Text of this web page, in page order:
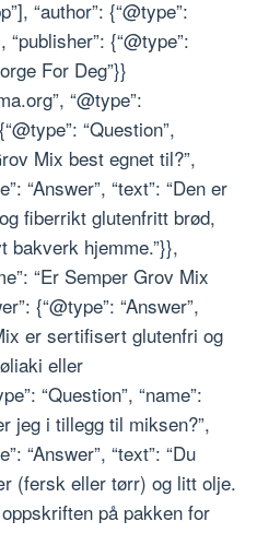
“author”: {“@type”:
“publisher”: {“@type”:
For Deg”}}
“@type”:
“Question”,
Mix best egnet til?”,
“Answer”, “text”: “Den er
fiberrikt glutenfritt brød,
bakverk hjemme.”}},
“Er Semper Grov Mix
{“@type”: “Answer”,
er sertifisert glutenfri og
eller
“Question”, “name”:
jeg i tillegg til miksen?”,
“Answer”, “text”: “Du
(fersk eller tørr) og litt olje.
på pakken for